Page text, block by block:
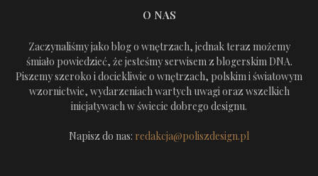
O NAS
Zaczynaliśmy jako blog o wnętrzach, jednak teraz możemy
śmiało powiedzieć, że jesteśmy serwisem z blogerskim DNA.
Piszemy szeroko i dociekliwie o wnętrzach, polskim i światowym
wzornictwie, wydarzeniach wartych uwagi oraz wszelkich
inicjatywach w świecie dobrego designu.
Napisz do nas: redakcja@poliszdesign.pl